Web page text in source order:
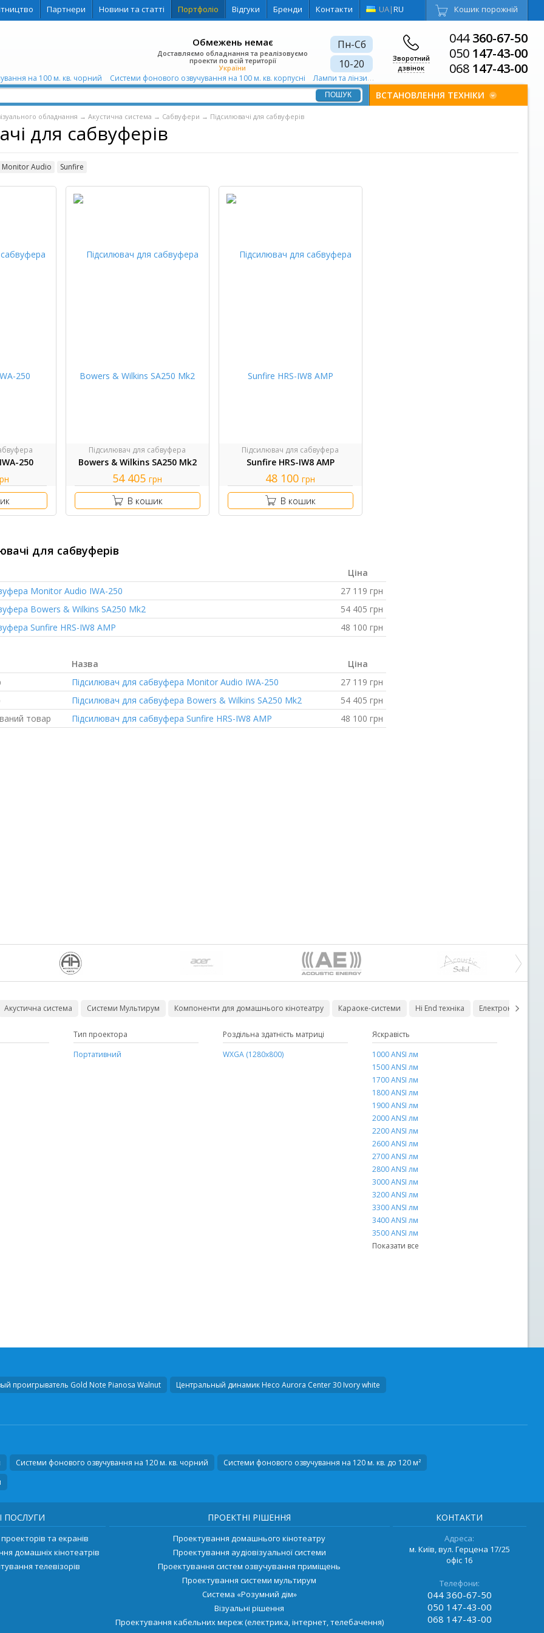
Партнери Новини та статті Портфоліо Відгуки Бренди Контакти UA|RU Кошик порожній
044360-67-50
050 147-43-00
068 147-43-00
Зворотний
дзвінок
Пн-Сб
10-20
Обмежень немає
Доставляємо обладнання та реалізовуємо
проекти по всій території
України
на 100 м. кв. чорний Системи фонового озвучування на 100 м. кв. корпусні Лампи та лінзи для проектора 50 "- 500"
ВСТАНОВЛЕННЯ ТЕХНІКИ
обладнання → Акустична система → Сабвуфери → Підсилювачі для сабвуферів
для сабвуферів
Monitor Audio Sunfire
250
Підсилювач для сабвуфера
Bowers & Wilkins SA250 Mk2
54 405грн
В кошик
Підсилювач для сабвуфера
Sunfire HRS-IW8 AMP
48 100грн
В кошик
для сабвуферів
Ціна
Monitor Audio IWA-250 27 119 грн
Bowers & Wilkins SA250 Mk2 54 405 грн
Sunfire HRS-IW8 AMP 48 100 грн
Назва
Ціна
Підсилювач для сабвуфера Monitor Audio IWA-250 27 119 грн
Підсилювач для сабвуфера Bowers & Wilkins SA250 Mk2 54 405 грн
товар
Підсилювач для сабвуфера Sunfire HRS-IW8 AMP 48 100 грн
Акустична система Системи Мультирум Компоненти для домашнього кінотеатру Караоке-системи Hi End техніка Електроніка для
Тип проектора
Портативний
Роздільна здатність матриці
WXGA (1280х800)
Яскравість
1000 ANSI лм
1500 ANSI лм
1700 ANSI лм
1800 ANSI лм
1900 ANSI лм
2000 ANSI лм
2200 ANSI лм
2600 ANSI лм
2700 ANSI лм
2800 ANSI лм
3000 ANSI лм
3200 ANSI лм
3300 ANSI лм
3400 ANSI лм
3500 ANSI лм
Показати все
Колір колонок
білий
Озвучувана площа
до 20 м²
Тип колонок
корпусні
вбудовані
Длина
3 м
Сечение
2 х 1,0 мм2
проигрыватель Gold Note Pianosa Walnut Центральный динамикHeco Aurora Center 30 Ivory white
Системи фонового озвучування на 120 м. кв. чорний
Системи фонового озвучування на 120 м. кв. до 120 м²
ПОСЛУГИ
та екранів
домашніх кінотеатрів
телевізорів
ПРОЕКТНІ РІШЕННЯ
Проектування домашнього кінотеатру
Проектування аудіовізуальної системи
Проектування систем озвучування приміщень
Проектування системи мультирум
Система «Розумний дім»
Візуальні рішення
Проектування кабельних мереж (електрика, інтернет, телебачення)
КОНТАКТИ
Адреса:
м. Київ, вул. Герцена 17/25
офіс 16
Телефони:
044360-67-50
050 147-43-00
068 147-43-00